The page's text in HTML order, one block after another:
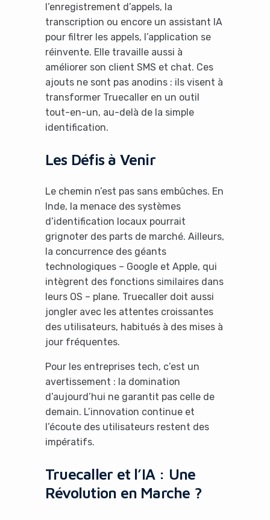
l’enregistrement d’appels, la
transcription ou encore un assistant IA
pour filtrer les appels, l’application se
réinvente. Elle travaille aussi à
améliorer son client SMS et chat. Ces
ajouts ne sont pas anodins : ils visent à
transformer Truecaller en un outil
tout-en-un, au-delà de la simple
identification.
Les Défis à Venir
Le chemin n’est pas sans embûches. En
Inde, la menace des systèmes
d’identification locaux pourrait
grignoter des parts de marché. Ailleurs,
la concurrence des géants
technologiques – Google et Apple, qui
intègrent des fonctions similaires dans
leurs OS – plane. Truecaller doit aussi
jongler avec les attentes croissantes
des utilisateurs, habitués à des mises à
jour fréquentes.
Pour les entreprises tech, c’est un
avertissement : la domination
d’aujourd’hui ne garantit pas celle de
demain. L’innovation continue et
l’écoute des utilisateurs restent des
impératifs.
Truecaller et l’IA : Une
Révolution en Marche ?